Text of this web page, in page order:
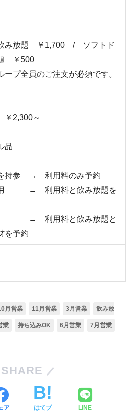
み放題 ￥1,700 / ソフトド
￥500
ープ全員のご注文が必須です。
￥2,300～
品
持参 → 利用料のみ予約
用 → 利用料と飲み放題を
→ 利用料と飲み放題と
を予約
月営業 11月営業 3月営業 飲み放
業 持ち込みOK 6月営業 7月営業
SHARE
ア はてブ LINE